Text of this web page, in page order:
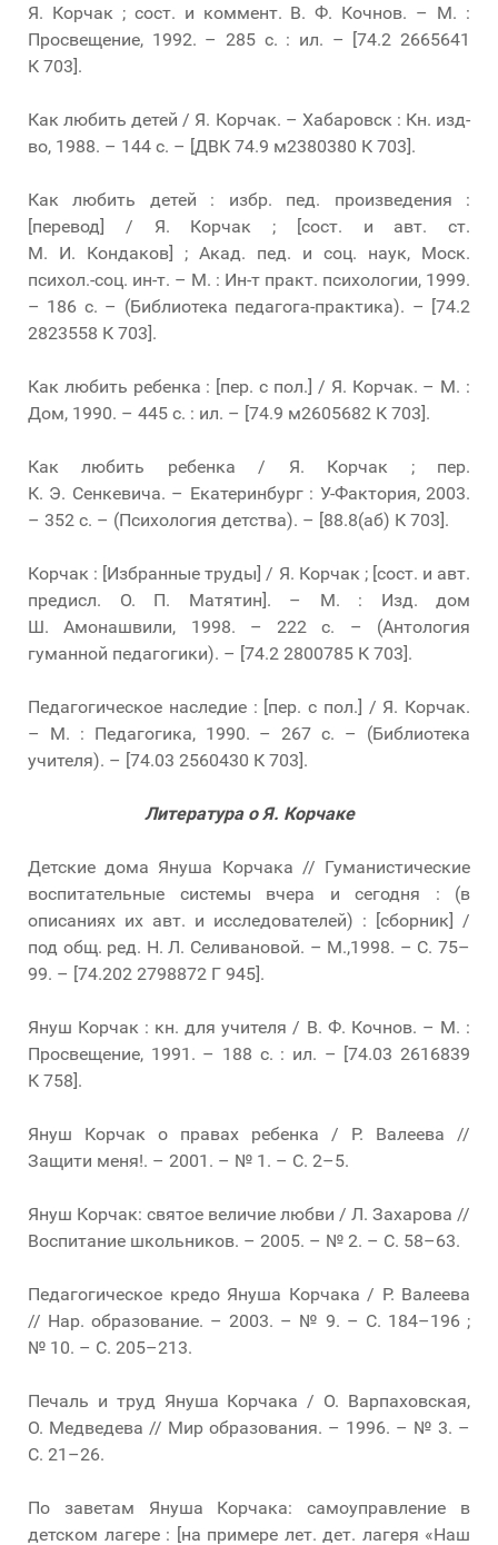
Я. Корчак ; сост. и коммент. В. Ф. Кочнов. – М. :
Просвещение, 1992. – 285 с. : ил. – [74.2 2665641
К 703].
Как любить детей / Я. Корчак. – Хабаровск : Кн. изд-
во, 1988. – 144 с. – [ДВК 74.9 м2380380 К 703].
Как любить детей : избр. пед. произведения :
[перевод] / Я. Корчак ; [сост. и авт. ст.
М. И. Кондаков] ; Акад. пед. и соц. наук, Моск.
психол.-соц. ин-т. – М. : Ин-т практ. психологии, 1999.
– 186 с. – (Библиотека педагога-практика). – [74.2
2823558 К 703].
Как любить ребенка : [пер. с пол.] / Я. Корчак. – М. :
Дом, 1990. – 445 с. : ил. – [74.9 м2605682 К 703].
Как любить ребенка / Я. Корчак ; пер.
К. Э. Сенкевича. – Екатеринбург : У-Фактория, 2003.
– 352 с. – (Психология детства). – [88.8(аб) К 703].
Корчак : [Избранные труды] / Я. Корчак ; [сост. и авт.
предисл. О. П. Матятин]. – М. : Изд. дом
Ш. Амонашвили, 1998. – 222 с. – (Антология
гуманной педагогики). – [74.2 2800785 К 703].
Педагогическое наследие : [пер. с пол.] / Я. Корчак.
– М. : Педагогика, 1990. – 267 с. – (Библиотека
учителя). – [74.03 2560430 К 703].
Литература о Я. Корчаке
Детские дома Януша Корчака // Гуманистические
воспитательные системы вчера и сегодня : (в
описаниях их авт. и исследователей) : [сборник] /
под общ. ред. Н. Л. Селивановой. – М.,1998. – С. 75–
99. – [74.202 2798872 Г 945].
Януш Корчак : кн. для учителя / В. Ф. Кочнов. – М. :
Просвещение, 1991. – 188 с. : ил. – [74.03 2616839
К 758].
Януш Корчак о правах ребенка / Р. Валеева //
Защити меня!. – 2001. – № 1. – С. 2–5.
Януш Корчак: святое величие любви / Л. Захарова //
Воспитание школьников. – 2005. – № 2. – С. 58–63.
Педагогическое кредо Януша Корчака / Р. Валеева
// Нар. образование. – 2003. – № 9. – С. 184–196 ;
№ 10. – С. 205–213.
Печаль и труд Януша Корчака / О. Варпаховская,
О. Медведева // Мир образования. – 1996. – № 3. –
С. 21–26.
По заветам Януша Корчака: самоуправление в
детском лагере : [на примере лет. дет. лагеря «Наш